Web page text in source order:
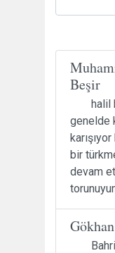
Beşir
halil
genelde
bir
devam
Gökhan